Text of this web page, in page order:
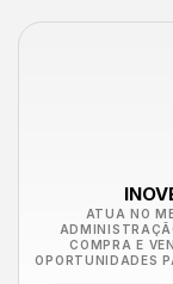
ATUA NO
COMPRA E
OPORTUNIDADES